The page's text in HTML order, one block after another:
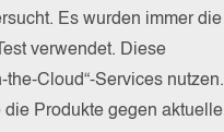
Es wurden immer die
verwendet. Diese
Cloud“-Services nutzen.
Produkte gegen aktuelle